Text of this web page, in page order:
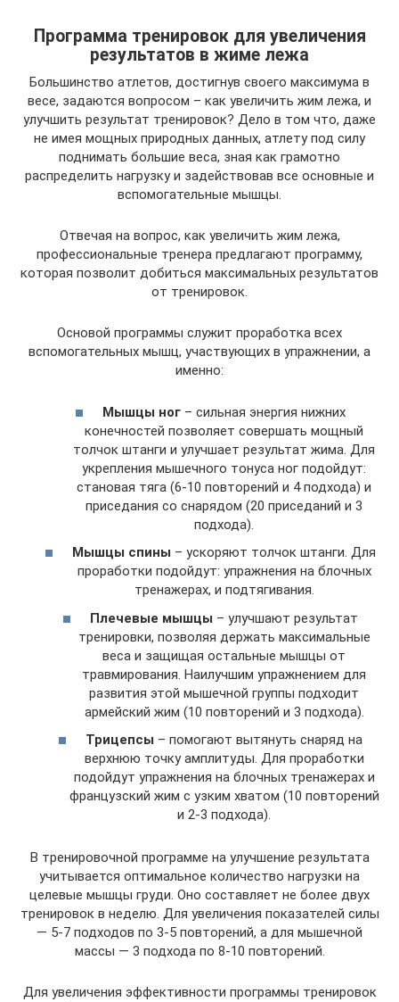
Программа тренировок для увеличения
результатов в жиме лежа
Большинство атлетов, достигнув своего максимума в
весе, задаются вопросом – как увеличить жим лежа, и
улучшить результат тренировок? Дело в том что, даже
не имея мощных природных данных, атлету под силу
поднимать большие веса, зная как грамотно
распределить нагрузку и задействовав все основные и
вспомогательные мышцы.
Отвечая на вопрос, как увеличить жим лежа,
профессиональные тренера предлагают программу,
которая позволит добиться максимальных результатов
от тренировок.
Основой программы служит проработка всех
вспомогательных мышц, участвующих в упражнении, а
именно:
Мышцы ног – сильная энергия нижних
конечностей позволяет совершать мощный
толчок штанги и улучшает результат жима. Для
укрепления мышечного тонуса ног подойдут:
становая тяга (6-10 повторений и 4 подхода) и
приседания со снарядом (20 приседаний и 3
подхода).
Мышцы спины – ускоряют толчок штанги. Для
проработки подойдут: упражнения на блочных
тренажерах, и подтягивания.
Плечевые мышцы – улучшают результат
тренировки, позволяя держать максимальные
веса и защищая остальные мышцы от
травмирования. Наилучшим упражнением для
развития этой мышечной группы подходит
армейский жим (10 повторений и 3 подхода).
Трицепсы – помогают вытянуть снаряд на
верхнюю точку амплитуды. Для проработки
подойдут упражнения на блочных тренажерах и
французский жим с узким хватом (10 повторений
и 2-3 подхода).
В тренировочной программе на улучшение результата
учитывается оптимальное количество нагрузки на
целевые мышцы груди. Оно составляет не более двух
тренировок в неделю. Для увеличения показателей силы
— 5-7 подходов по 3-5 повторений, а для мышечной
массы — 3 подхода по 8-10 повторений.
Для увеличения эффективности программы тренировок